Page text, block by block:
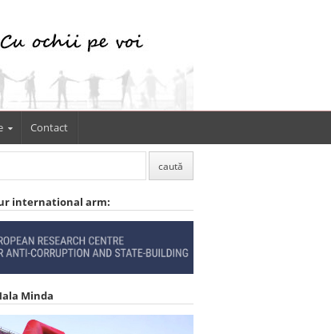
Contact
international arm:
Minda